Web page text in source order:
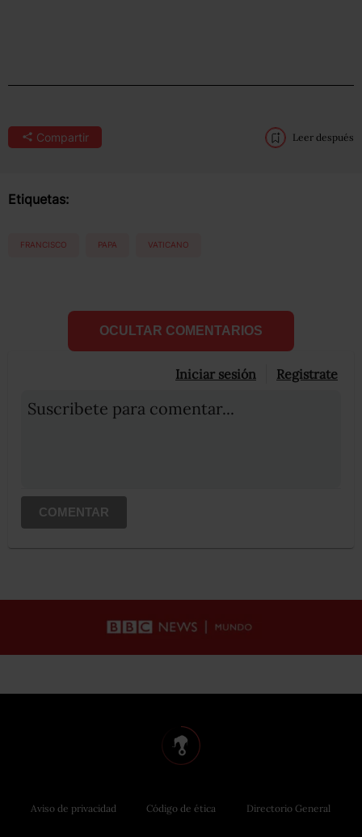
Compartir Leer después
Etiquetas:
FRANCISCO PAPA VATICANO
OCULTAR COMENTARIOS
Iniciar sesión Registrate
Suscribete para comentar...
COMENTAR
Aviso de privacidad Código de ética Directorio General